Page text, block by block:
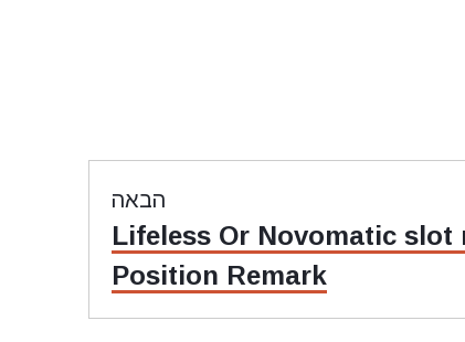
הבאה
Lifeless Or Novomatic slot
Position Remark